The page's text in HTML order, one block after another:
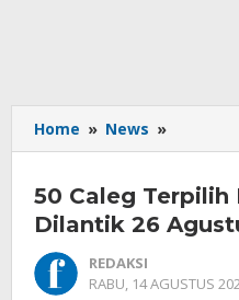
Home » News »
Caleg
DPRD
Dilantik
Agustus
50 Caleg Terpilih
Dilantik 26
REDAKSI
RABU, 14 AGUSTUS